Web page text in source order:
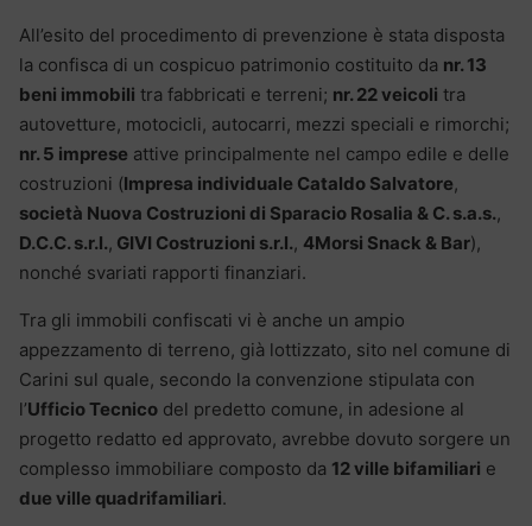
All’esito del procedimento di prevenzione è stata disposta
la confisca di un cospicuo patrimonio costituito da nr. 13
beni immobili tra fabbricati e terreni; nr. 22 veicoli tra
autovetture, motocicli, autocarri, mezzi speciali e rimorchi;
nr. 5 imprese attive principalmente nel campo edile e delle
costruzioni (Impresa individuale Cataldo Salvatore,
società Nuova Costruzioni di Sparacio Rosalia & C. s.a.s.,
D.C.C. s.r.l., GIVI Costruzioni s.r.l., 4Morsi Snack & Bar),
nonché svariati rapporti finanziari.
Tra gli immobili confiscati vi è anche un ampio
appezzamento di terreno, già lottizzato, sito nel comune di
Carini sul quale, secondo la convenzione stipulata con
l’Ufficio Tecnico del predetto comune, in adesione al
progetto redatto ed approvato, avrebbe dovuto sorgere un
complesso immobiliare composto da 12 ville bifamiliari e
due ville quadrifamiliari.